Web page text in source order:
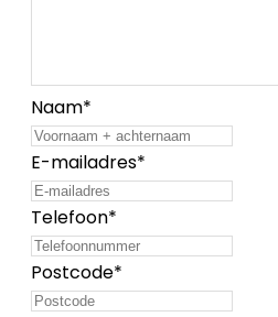
Naam*
E-mailadres*
Telefoon*
Postcode*